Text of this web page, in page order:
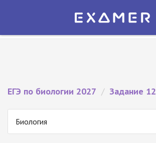
Экзамер — ЕГЭ 2027
ЕГЭ по биологии 2027 / Задание 12
Биология